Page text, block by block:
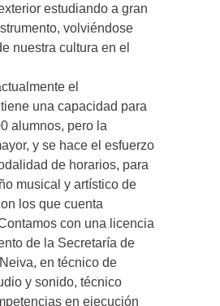
estudiando a gran
volviéndose
nuestra cultura en el
el
una capacidad para
alumnos, pero la
y se hace el esfuerzo
de horarios, para
musical y artístico de
los que cuenta
con una licencia
de la Secretaría de
en técnico de
y sonido, técnico
en ejecución